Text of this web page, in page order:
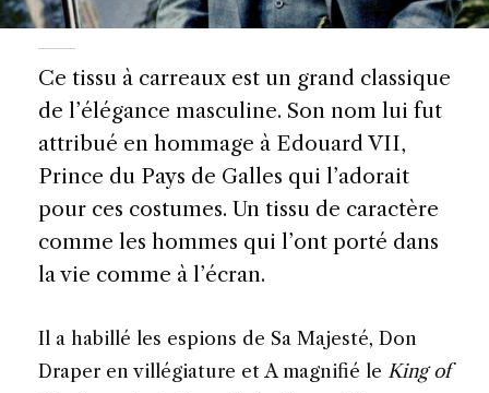
Ce tissu à carreaux est un grand classique
de l’élégance masculine. Son nom lui fut
attribué en hommage à Edouard VII,
Prince du Pays de Galles qui l’adorait
pour ces costumes. Un tissu de caractère
comme les hommes qui l’ont porté dans
la vie comme à l’écran.
Il a habillé les espions de Sa Majesté, Don
Draper en villégiature et A magnifié le King of